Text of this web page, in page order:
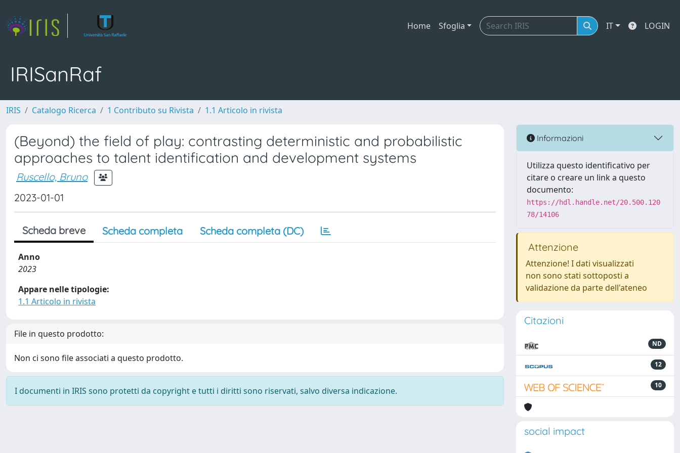
Home Sfoglia IT LOGIN
IRISanRaf
IRIS Catalogo Ricerca 1 Contributo su Rivista 1.1 Articolo in rivista
(Beyond) the field of play: contrasting deterministic and probabilistic
approaches to talent identification and development systems
Ruscello, Bruno
2023-01-01
Scheda breve Scheda completa Scheda completa (DC)
Anno
2023
Appare nelle tipologie:
1.1 Articolo in rivista
File in questo prodotto:
Non ci sono file associati a questo prodotto.
I documenti in IRIS sono protetti da copyright e tutti i diritti sono riservati, salvo diversa indicazione.
Informazioni
Utilizza questo identificativo per
citare o creare un link a questo
documento:
https://hdl.handle.net/20.500.120
78/14106
Attenzione
Attenzione! I dati visualizzati
non sono stati sottoposti a
validazione da parte dell'ateneo
Citazioni
ND
12
10
social impact